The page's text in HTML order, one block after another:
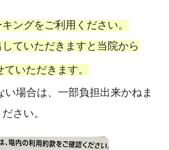
ングをご利用ください。
ていただきますと当院から
ていただきます。
い場合は、一部負担出来かねま
さい。